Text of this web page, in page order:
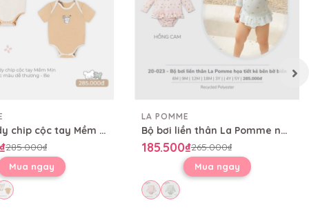
Set 2 Body chip cộc tay Mềm Mịn by La Pomme sắc màu dễ thương
285.000₫
Mua ngay
LA POMME
Bộ bơi liền thân La Pomme những cơn sóng mộng mơ
185.500₫265.000₫
Mua ngay